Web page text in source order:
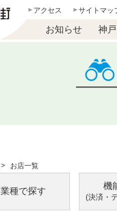
アクセス サイトマッ
お知らせ 神
お店一覧
業種で探す 機
(決済・